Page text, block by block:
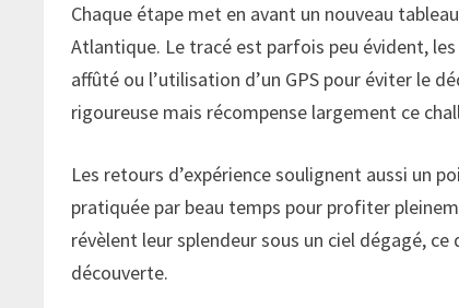
Chaque étape met en avant un nouveau
Atlantique. Le tracé est parfois peu évident,
affûté ou l’utilisation d’un GPS pour éviter le
rigoureuse mais récompense largement ce
Les retours d’expérience soulignent aussi un
pratiquée par beau temps pour profiter
révèlent leur splendeur sous un ciel dégagé,
découverte.